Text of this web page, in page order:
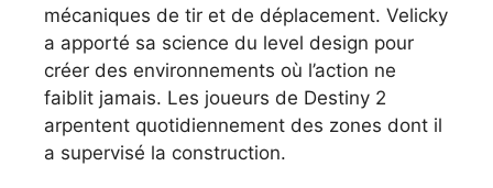
mécaniques de tir et de déplacement. Velicky
a apporté sa science du level design pour
créer des environnements où l’action ne
faiblit jamais. Les joueurs de Destiny 2
arpentent quotidiennement des zones dont il
a supervisé la construction.